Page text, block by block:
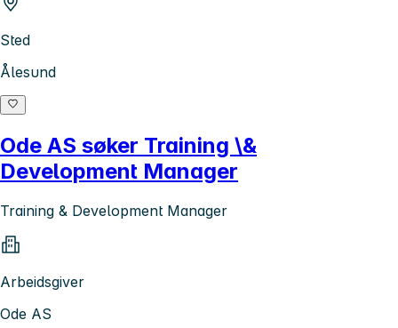
Sted
Ålesund
Ode AS søker Training \&
Development Manager
Training & Development Manager
Arbeidsgiver
Ode AS